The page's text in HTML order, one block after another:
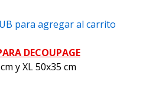
para agregar al carrito
DECOUPAGE
y XL 50x35 cm